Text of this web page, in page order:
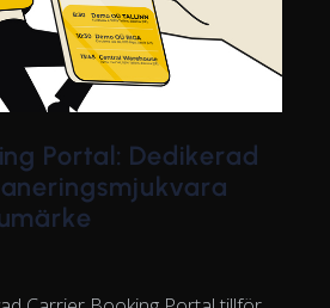
Portal: Dedikerad